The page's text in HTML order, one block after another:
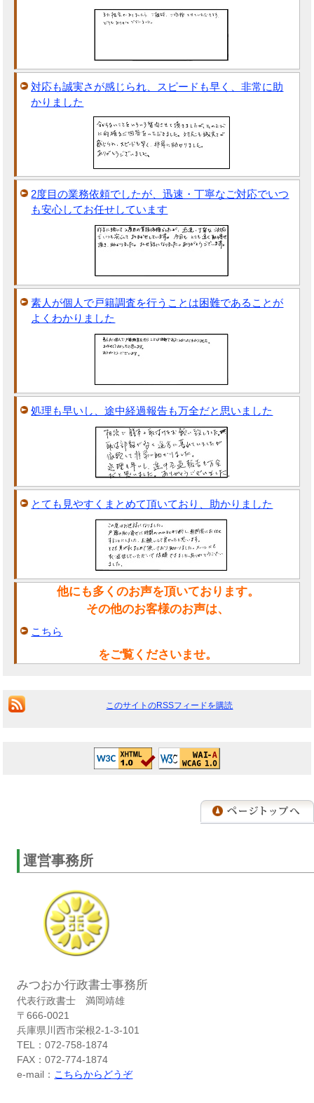
対応も誠実さが感じられ、スピードも早く、非常に助
かりました
2度目の業務依頼でしたが、迅速・丁寧なご対応でいつ
も安心してお任せしています
素人が個人で戸籍調査を行うことは困難であることが
よくわかりました
処理も早いし、途中経過報告も万全だと思いました
とても見やすくまとめて頂いており、助かりました
他にも多くのお声を頂いております。
その他のお客様のお声は、
こちら
をご覧くださいませ。
このサイトのRSSフィードを購読
運営事務所
みつおか行政書士事務所
代表行政書士 満岡靖雄
〒666-0021
兵庫県川西市栄根2-1-3-101
TEL：072-758-1874
FAX：072-774-1874
e-mail： こちらからどうぞ